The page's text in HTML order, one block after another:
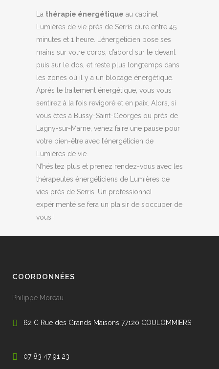
La thérapie énergétique au cabinet
Lumières de vie près de Serris dure entre 45
minutes et 1 heure. L’énergéticien pose ses
mains sur votre corps, d’abord sur le devant
puis sur le dos, et reste plus longtemps dans
les zones où il y a un blocage énergétique.
Après le traitement énergétique, vous vous
sentirez à la fois revigoré et en paix. Alors, si
vous êtes à Bussy-Saint-Georges ou près de
Lagny-sur-Marne, venez faire une pause pour
votre bien-être avec l’énergéticien de
Lumières de vie.
N’hésitez plus et prenez rendez-vous avec les
thérapeutes énergéticiens de Lumières de
vies près de Serris. Un professionnel
expérimenté se fera un plaisir de s’occuper de
vous !
COORDONNÉES
Philippe Moreau
62 C Rue des Grands Maisons 77120 COULOMMIERS
07 83 47 91 23